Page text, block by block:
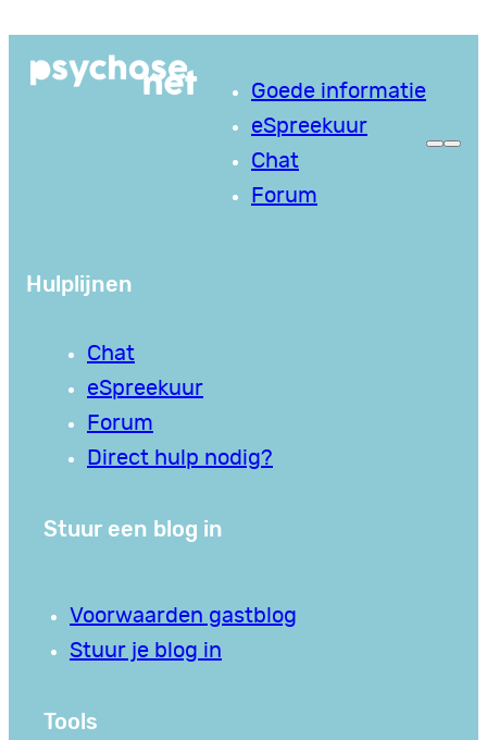
naar
Goede informatie
eSpreekuur
Chat
Forum
Hulplijnen
Chat
eSpreekuur
Forum
Direct hulp nodig?
Stuur een blog in
Voorwaarden gastblog
Stuur je blog in
Tools